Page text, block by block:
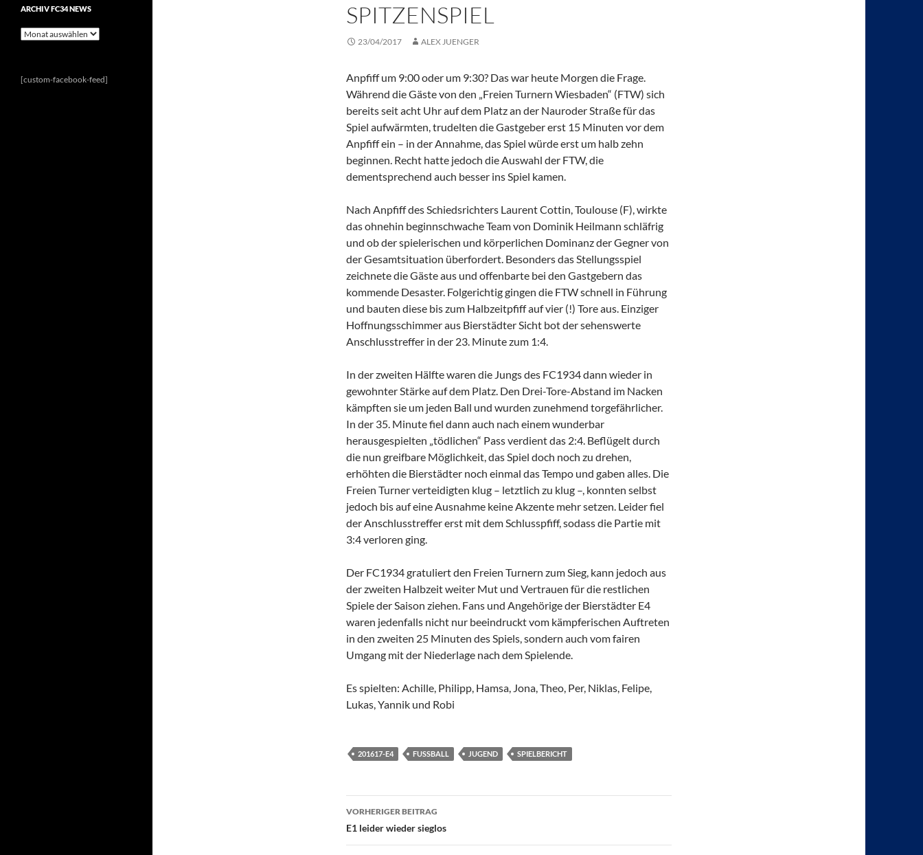
SPITZENSPIEL
23/04/2017 ALEX JUENGER
Anpfiff um 9:00 oder um 9:30? Das war heute Morgen die Frage.
Während die Gäste von den „Freien Turnern Wiesbaden“ (FTW) sich
bereits seit acht Uhr auf dem Platz an der Nauroder Straße für das
Spiel aufwärmten, trudelten die Gastgeber erst 15 Minuten vor dem
Anpfiff ein – in der Annahme, das Spiel würde erst um halb zehn
beginnen. Recht hatte jedoch die Auswahl der FTW, die
dementsprechend auch besser ins Spiel kamen.
Nach Anpfiff des Schiedsrichters Laurent Cottin, Toulouse (F), wirkte
das ohnehin beginnschwache Team von Dominik Heilmann schläfrig
und ob der spielerischen und körperlichen Dominanz der Gegner von
der Gesamtsituation überfordert. Besonders das Stellungsspiel
zeichnete die Gäste aus und offenbarte bei den Gastgebern das
kommende Desaster. Folgerichtig gingen die FTW schnell in Führung
und bauten diese bis zum Halbzeitpfiff auf vier (!) Tore aus. Einziger
Hoffnungsschimmer aus Bierstädter Sicht bot der sehenswerte
Anschlusstreffer in der 23. Minute zum 1:4.
In der zweiten Hälfte waren die Jungs des FC1934 dann wieder in
gewohnter Stärke auf dem Platz. Den Drei-Tore-Abstand im Nacken
kämpften sie um jeden Ball und wurden zunehmend torgefährlicher.
In der 35. Minute fiel dann auch nach einem wunderbar
herausgespielten „tödlichen“ Pass verdient das 2:4. Beflügelt durch
die nun greifbare Möglichkeit, das Spiel doch noch zu drehen,
erhöhten die Bierstädter noch einmal das Tempo und gaben alles. Die
Freien Turner verteidigten klug – letztlich zu klug –, konnten selbst
jedoch bis auf eine Ausnahme keine Akzente mehr setzen. Leider fiel
der Anschlusstreffer erst mit dem Schlusspfiff, sodass die Partie mit
3:4 verloren ging.
Der FC1934 gratuliert den Freien Turnern zum Sieg, kann jedoch aus
der zweiten Halbzeit weiter Mut und Vertrauen für die restlichen
Spiele der Saison ziehen. Fans und Angehörige der Bierstädter E4
waren jedenfalls nicht nur beeindruckt vom kämpferischen Auftreten
in den zweiten 25 Minuten des Spiels, sondern auch vom fairen
Umgang mit der Niederlage nach dem Spielende.
Es spielten: Achille, Philipp, Hamsa, Jona, Theo, Per, Niklas, Felipe,
Lukas, Yannik und Robi
201617-E4 FUSSBALL JUGEND SPIELBERICHT
Beitragsnavigation
VORHERIGER BEITRAG
E1 leider wieder sieglos
ARCHIV FC34 NEWS
Archiv
[custom-facebook-feed]